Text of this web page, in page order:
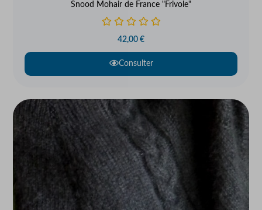
Snood Mohair de France "Frivole"
42,00 €
Consulter